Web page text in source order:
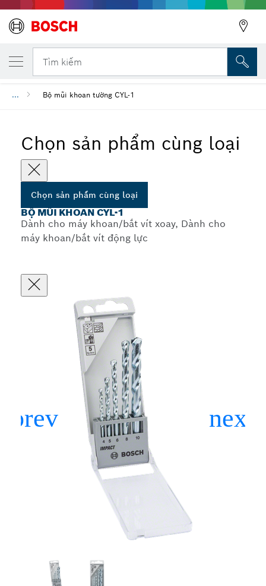
Tìm kiếm
... Bộ mũi khoan tường CYL-1
Chọn sản phẩm cùng loại
Chọn sản phẩm cùng loại
BỘ MŨI KHOAN CYL-1
Dành cho máy khoan/bắt vít xoay, Dành cho
máy khoan/bắt vít động lực
SẢN PHẨM CÙNG LOẠI ĐÃ CHỌN
Bộ mũi khoan CYL-1